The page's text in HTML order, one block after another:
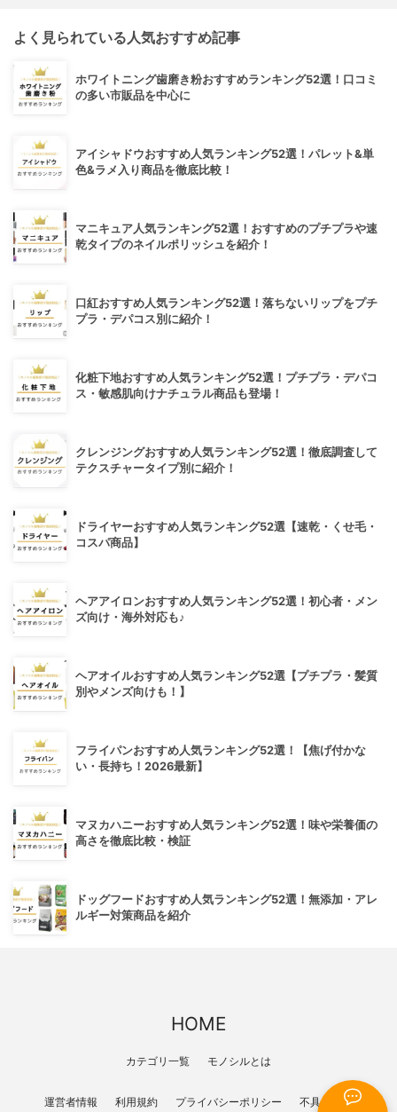
よく見られている人気おすすめ記事
ホワイトニング歯磨き粉おすすめランキング52選！口コミ
の多い市販品を中心に
アイシャドウおすすめ人気ランキング52選！パレット&単
色&ラメ入り商品を徹底比較！
マニキュア人気ランキング52選！おすすめのプチプラや速
乾タイプのネイルポリッシュを紹介！
口紅おすすめ人気ランキング52選！落ちないリップをプチ
プラ・デパコス別に紹介！
化粧下地おすすめ人気ランキング52選！プチプラ・デパコ
ス・敏感肌向けナチュラル商品も登場！
クレンジングおすすめ人気ランキング52選！徹底調査して
テクスチャータイプ別に紹介！
ドライヤーおすすめ人気ランキング52選【速乾・くせ毛・
コスパ商品】
ヘアアイロンおすすめ人気ランキング52選！初心者・メン
ズ向け・海外対応も♪
ヘアオイルおすすめ人気ランキング52選【プチプラ・髪質
別やメンズ向けも！】
フライパンおすすめ人気ランキング52選！【焦げ付かな
い・長持ち！2026最新】
マヌカハニーおすすめ人気ランキング52選！味や栄養価の
高さを徹底比較・検証
ドッグフードおすすめ人気ランキング52選！無添加・アレ
ルギー対策商品を紹介
HOME
カテゴリ一覧 モノシルとは
運営者情報 利用規約 プライバシーポリシー 不具合報告